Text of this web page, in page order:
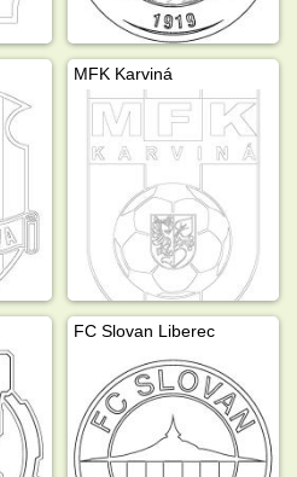
MFK Karviná
FC Slovan Liberec